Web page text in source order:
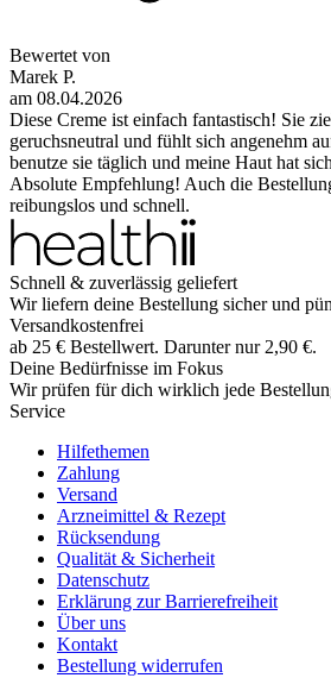
Bewertet von
Marek P.
am 08.04.2026
Diese Creme ist einfach fantastisch! Sie
geruchsneutral und fühlt sich angenehm
benutze sie täglich und meine Haut hat
Absolute Empfehlung! Auch die
reibungslos und schnell.
Schnell & zuverlässig geliefert
Wir liefern deine Bestellung sicher und
Versandkostenfrei
ab 25 € Bestellwert. Darunter nur2,90 €.
Deine Bedürfnisse im Fokus
Wir prüfen für dich wirklich jede
Service
Hilfethemen
Zahlung
Versand
Arzneimittel & Rezept
Rücksendung
Qualität & Sicherheit
Datenschutz
Erklärung zur Barrierefreiheit
Über uns
Kontakt
Bestellung widerrufen